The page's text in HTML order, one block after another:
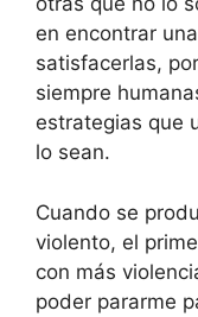
en encontrar
satisfacerlas,
siempre
estrategias que
lo sean.
Cuando se
violento, el
con más
poder pararme